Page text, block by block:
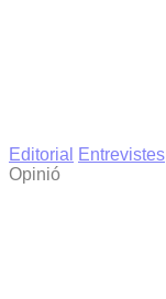
Editorial
Entrevistes
Opinió